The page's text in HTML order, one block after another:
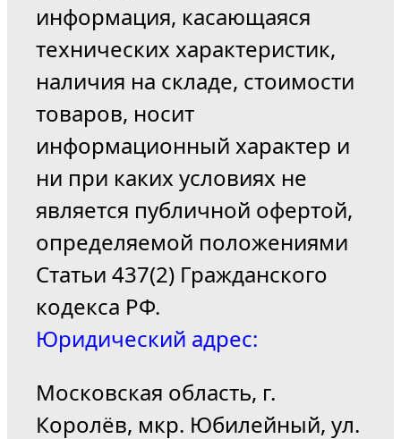
информация, касающаяся
технических характеристик,
наличия на складе, стоимости
товаров, носит
информационный характер и
ни при каких условиях не
является публичной офертой,
определяемой положениями
Статьи 437(2) Гражданского
кодекса РФ.
Юридический адрес:
Московская область, г.
Королёв, мкр. Юбилейный, ул.